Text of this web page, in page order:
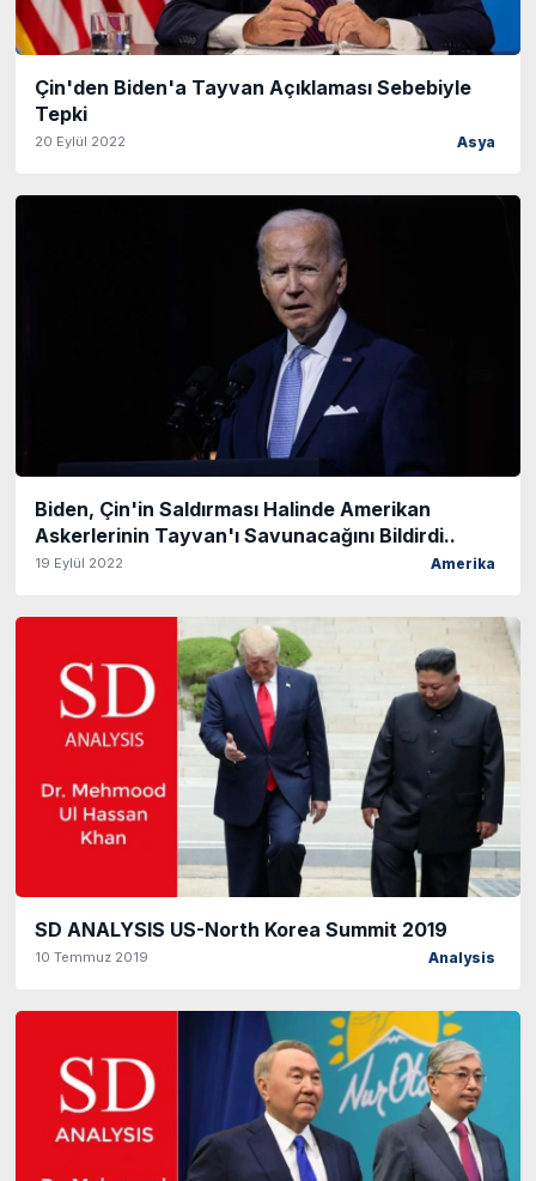
Çin'den Biden'a Tayvan Açıklaması Sebebiyle
Tepki
20 Eylül 2022 Asya
Biden, Çin'in Saldırması Halinde Amerikan
Askerlerinin Tayvan'ı Savunacağını Bildirdi..
19 Eylül 2022 Amerika
SD ANALYSIS US-North Korea Summit 2019
10 Temmuz 2019 Analysis